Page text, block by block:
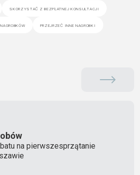
skorzystać z bezpłatnej konsultacji
przejrzeć inne nagrobki
na pierwszesprzątanie